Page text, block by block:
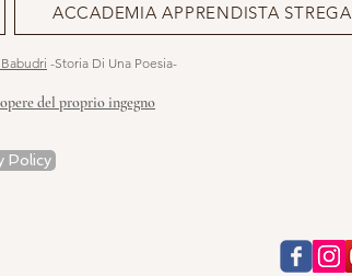
ACCADEMIA APPRENDISTA STREGA
-Storia Di Una Poesia-
del proprio ingegno
Policy